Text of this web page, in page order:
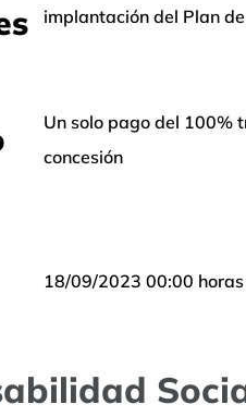
implantación del Plan
Un solo pago del 100%
concesión
18/09/2023 00:00